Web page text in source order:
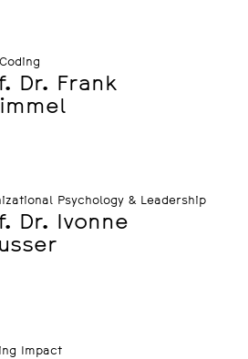
Dr. Frank
Psychology & Leadership
Dr. Ivonne
Impact